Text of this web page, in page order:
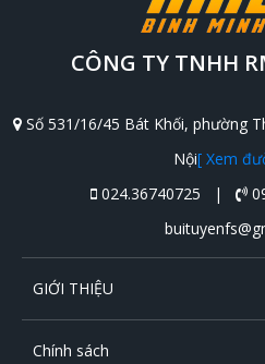
CÔNG TY TNHH
Số 531/16/45 Bát Khối, phường
Nội[ Xem
024.36740725 |
GIỚI THIỆU
Chính sách